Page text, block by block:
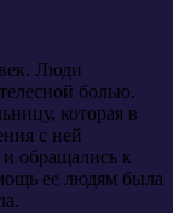
Люди
болью.
которая в
с ней
обращались к
ее людям была